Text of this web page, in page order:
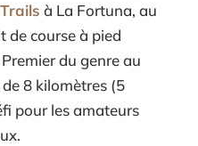
à La Fortuna, au
de course à pied
du genre au
8 kilomètres (5
pour les amateurs